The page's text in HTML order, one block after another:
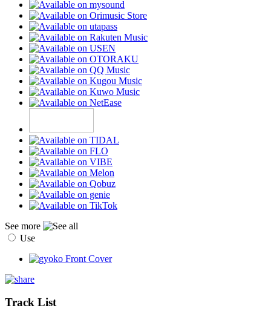
See more
Use
Track List